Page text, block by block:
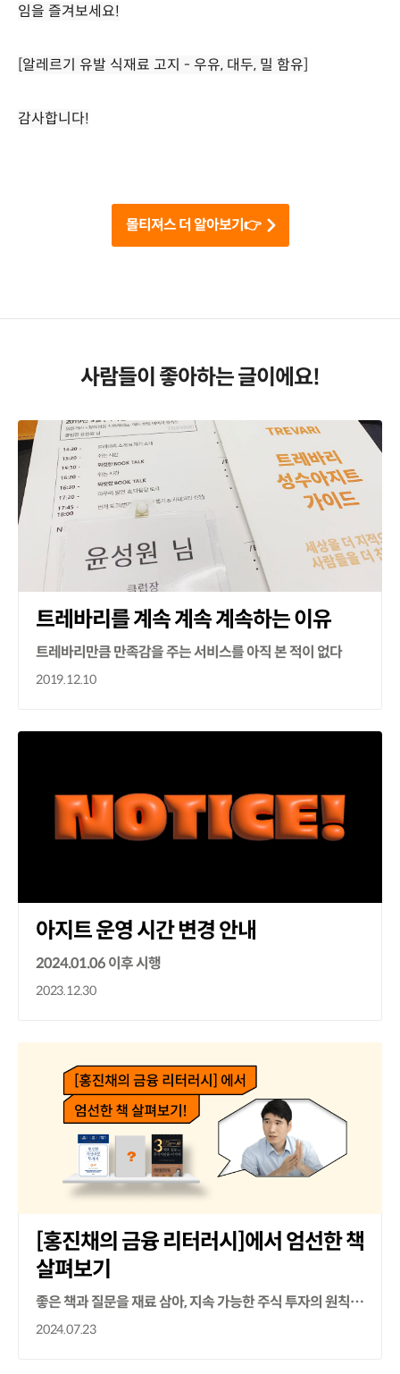
임을 즐겨보세요!
[알레르기 유발 식재료 고지 - 우유, 대두, 밀 함유]
감사합니다!
몰티져스 더 알아보기👉
사람들이 좋아하는 글이에요!
트레바리를 계속 계속 계속하는 이유
트레바리만큼 만족감을 주는 서비스를 아직 본 적이 없다
2019.12.10
아지트 운영 시간 변경 안내
2024.01.06 이후 시행
2023.12.30
[홍진채의 금융 리터러시]에서 엄선한 책
살펴보기
좋은 책과 질문을 재료 삼아, 지속 가능한 주식 투자의 원칙과 방법을 갈고 닦아보세요!
2024.07.23